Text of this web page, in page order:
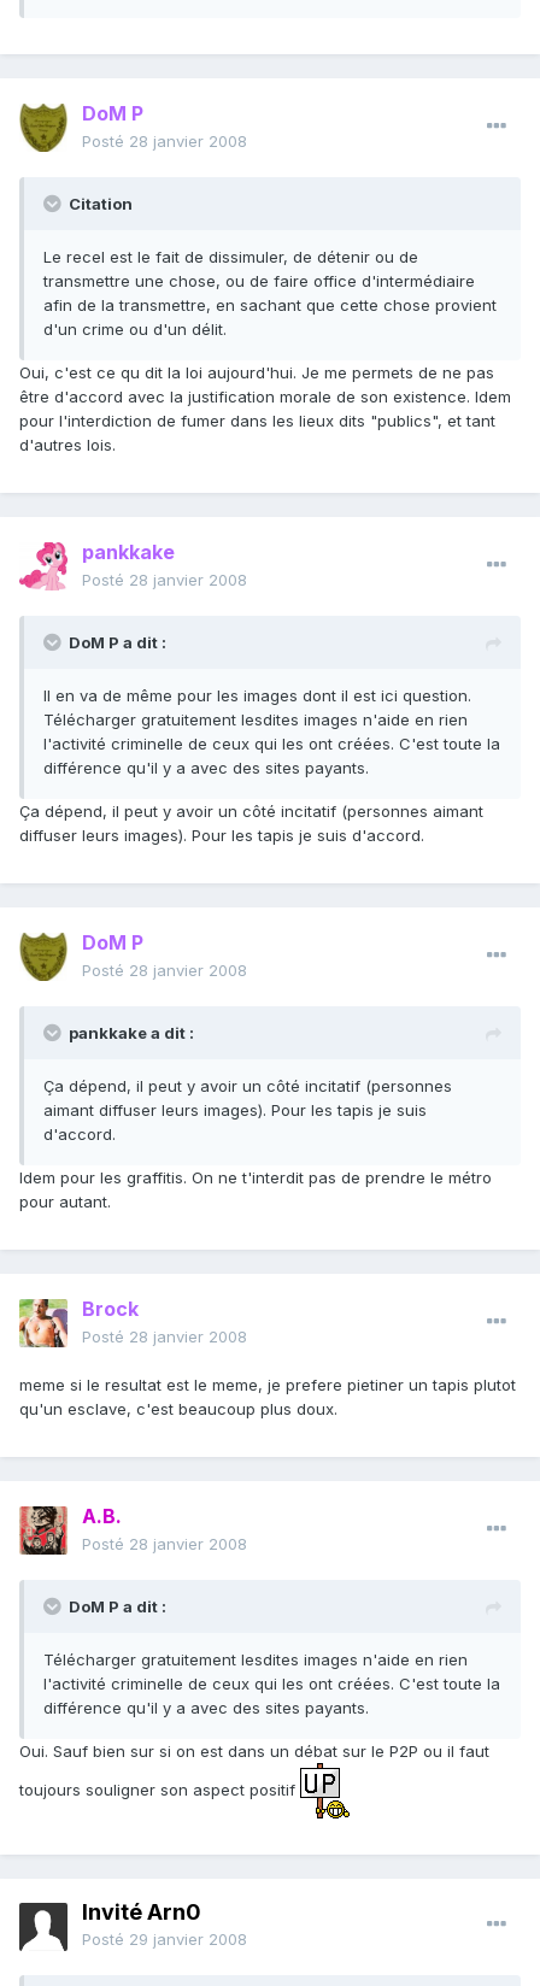
DoM P
Posté 28 janvier 2008
Citation
Le recel est le fait de dissimuler, de détenir ou de
transmettre une chose, ou de faire office d'intermédiaire
afin de la transmettre, en sachant que cette chose provient
d'un crime ou d'un délit.
Oui, c'est ce qu dit la loi aujourd'hui. Je me permets de ne pas
être d'accord avec la justification morale de son existence. Idem
pour l'interdiction de fumer dans les lieux dits "publics", et tant
d'autres lois.
pankkake
Posté 28 janvier 2008
DoM P a dit :
Il en va de même pour les images dont il est ici question.
Télécharger gratuitement lesdites images n'aide en rien
l'activité criminelle de ceux qui les ont créées. C'est toute la
différence qu'il y a avec des sites payants.
Ça dépend, il peut y avoir un côté incitatif (personnes aimant
diffuser leurs images). Pour les tapis je suis d'accord.
DoM P
Posté 28 janvier 2008
pankkake a dit :
Ça dépend, il peut y avoir un côté incitatif (personnes
aimant diffuser leurs images). Pour les tapis je suis
d'accord.
Idem pour les graffitis. On ne t'interdit pas de prendre le métro
pour autant.
Brock
Posté 28 janvier 2008
meme si le resultat est le meme, je prefere pietiner un tapis plutot
qu'un esclave, c'est beaucoup plus doux.
A.B.
Posté 28 janvier 2008
DoM P a dit :
Télécharger gratuitement lesdites images n'aide en rien
l'activité criminelle de ceux qui les ont créées. C'est toute la
différence qu'il y a avec des sites payants.
Oui. Sauf bien sur si on est dans un débat sur le P2P ou il faut
toujours souligner son aspect positif
Invité Arn0
Posté 29 janvier 2008